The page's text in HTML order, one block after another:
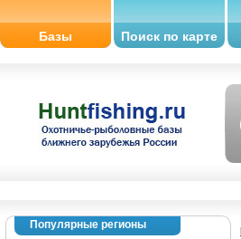
Базы Поиск по карте
Популярные регионы